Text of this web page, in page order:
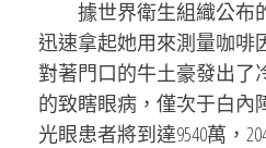
據世界衛生組織公布
迅速拿起她用來測量咖啡
對著門口的牛土豪發出了
的致瞎眼病，僅次于白內
光眼患者將到達9540萬，